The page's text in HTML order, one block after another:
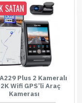
SATAN
SATAN
Plus 2 Kameralı
Wifi GPS’li Araç
Kamerası